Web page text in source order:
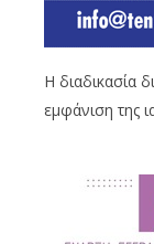
Η διαδικασία
εμφάνιση της